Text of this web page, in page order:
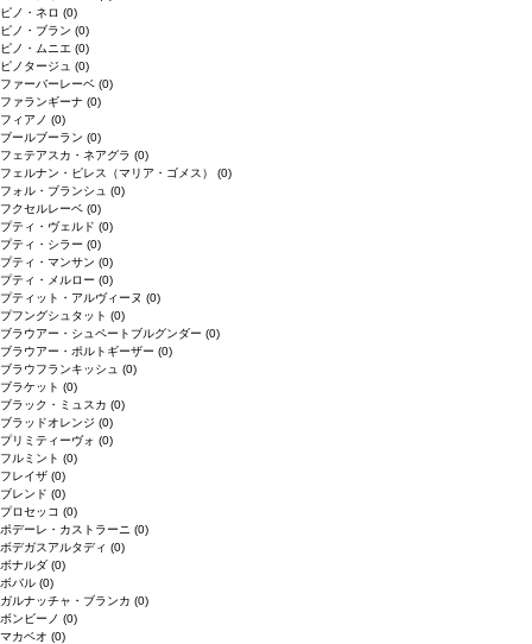
ピノ・ネロ (0)
ピノ・ブラン (0)
ピノ・ムニエ (0)
ピノタージュ (0)
ファーバーレーベ (0)
ファランギーナ (0)
フィアノ (0)
ブールブーラン (0)
フェテアスカ・ネアグラ (0)
フェルナン・ピレス（マリア・ゴメス） (0)
フォル・ブランシュ (0)
フクセルレーベ (0)
プティ・ヴェルド (0)
プティ・シラー (0)
プティ・マンサン (0)
プティ・メルロー (0)
プティット・アルヴィーヌ (0)
プフングシュタット (0)
ブラウアー・シュペートブルグンダー (0)
ブラウアー・ポルトギーザー (0)
ブラウフランキッシュ (0)
ブラケット (0)
ブラック・ミュスカ (0)
ブラッドオレンジ (0)
プリミティーヴォ (0)
フルミント (0)
フレイザ (0)
ブレンド (0)
プロセッコ (0)
ポデーレ・カストラーニ (0)
ボデガスアルタディ (0)
ボナルダ (0)
ボバル (0)
ガルナッチャ・ブランカ (0)
ボンビーノ (0)
マカベオ (0)